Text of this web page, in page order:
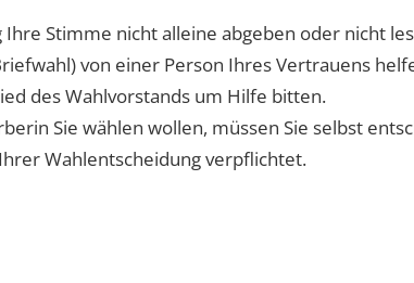
Stimme nicht alleine abgeben oder nicht
von einer Person Ihres Vertrauens
des Wahlvorstands um Hilfe bitten.
Sie wählen wollen, müssen Sie selbst
Wahlentscheidung verpflichtet.